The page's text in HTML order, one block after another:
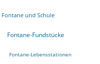
Fontane und Schule
Fontane-Fundstücke
Fontane-Lebensstationen